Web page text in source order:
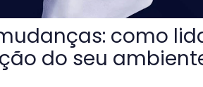
como
do seu